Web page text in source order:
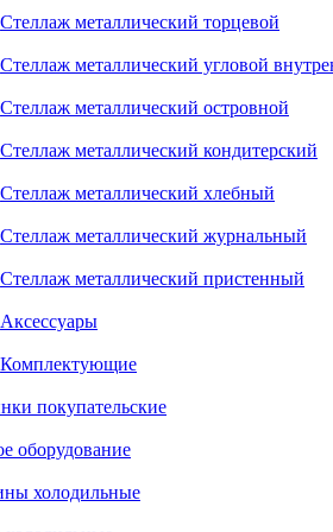
Стеллаж металлический торцевой
Стеллаж металлический угловой
Стеллаж металлический островной
Стеллаж металлический кондитерский
Стеллаж металлический хлебный
Стеллаж металлический журнальный
Стеллаж металлический пристенный
Аксессуары
Комплектующие
покупательские
оборудование
холодильные